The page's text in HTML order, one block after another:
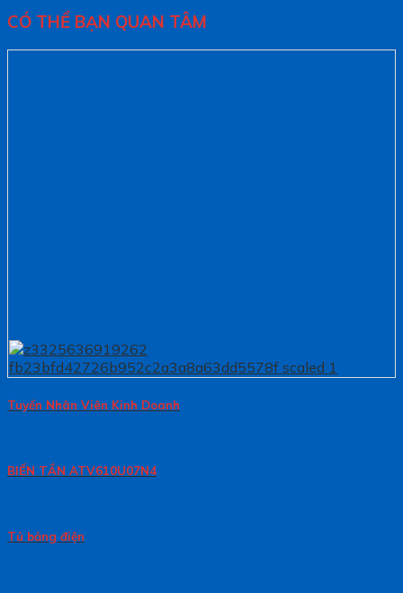
CÓ THỂ BẠN QUAN TÂM
Tuyển Nhân Viên Kinh Doanh
BIẾN TẦN ATV610U07N4
Tủ bảng điện